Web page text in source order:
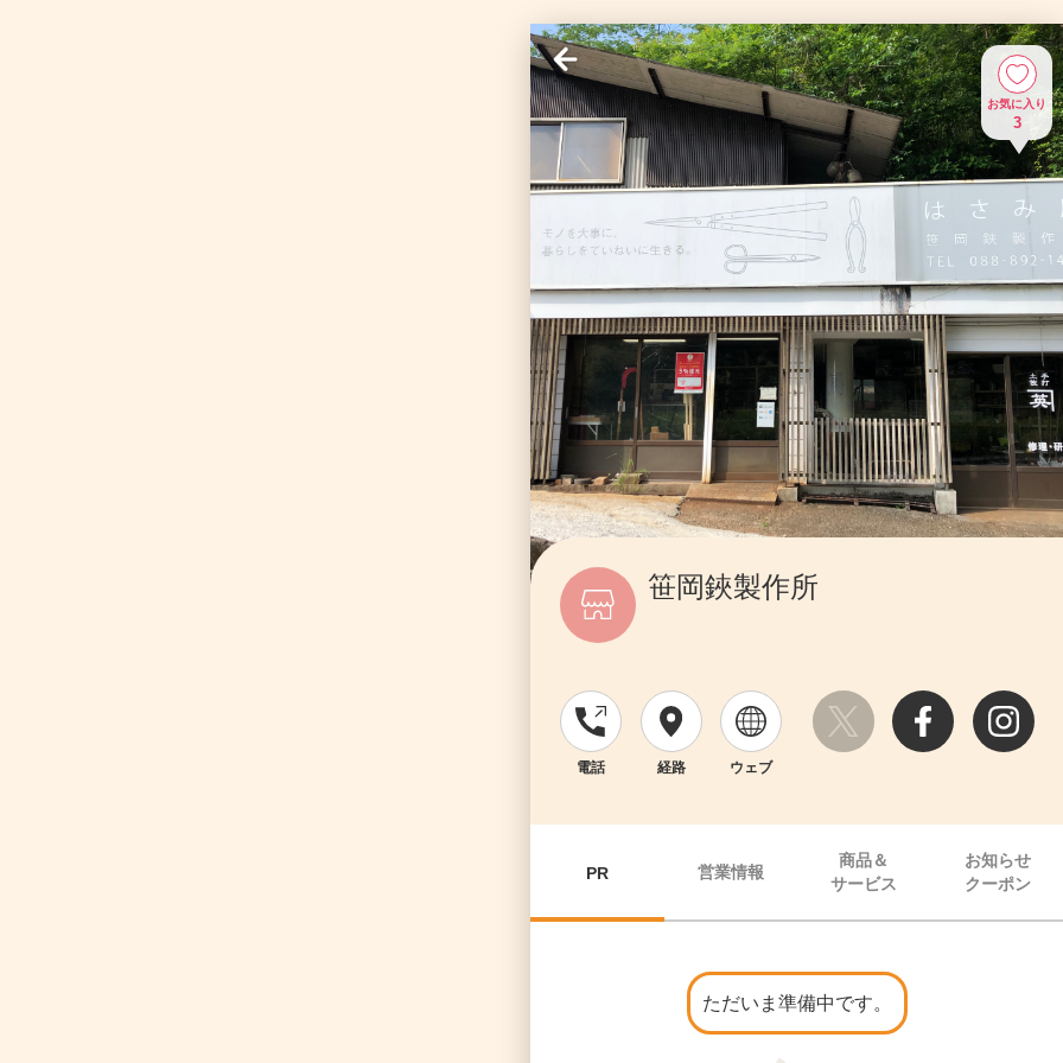
お気に入り
3
笹岡鋏製作所
電話 経路 ウェブ
PR 営業情報
商品＆
サービス
お知らせ
クーポン
ただいま準備中です。